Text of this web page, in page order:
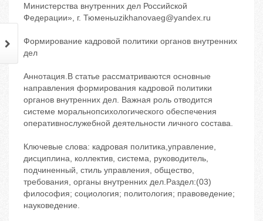
Министерства внутренних дел Российской
Федерации», г. Тюменьuzikhanovaeg@yandex.ru
Формирование кадровой политики органов внутренних
дел
Аннотация.В статье рассматриваются основные
направления формирования кадровой политики
органов внутренних дел. Важная роль отводится
системе моральнопсихологического обеспечения
оперативнослужебной деятельности личного состава.
Ключевые слова: кадровая политика,управление,
дисциплина, коллектив, система, руководитель,
подчиненный, стиль управления, общество,
требования, органы внутренних дел.Раздел:(03)
философия; социология; политология; правоведение;
науковедение.